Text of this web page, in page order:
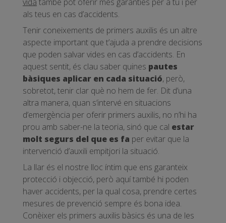
als teus en cas d’accidents.
Tenir coneixements de primers auxilis és un altre
aspecte important que t’ajuda a prendre decisions
que poden salvar vides en cas d’accidents. En
aquest sentit, és clau saber quines pautes
bàsiques aplicar en cada situació, però,
sobretot, tenir clar què no hem de fer. Dit d’una
altra manera, quan s’intervé en situacions
d’emergència per oferir primers auxilis, no n’hi ha
prou amb saber-ne la teoria, sinó que cal estar
molt segurs del que es fa per evitar que la
intervenció d’auxili empitjori la situació.
La llar és el nostre lloc íntim que ens garanteix
protecció i objecció, però aquí també hi poden
haver accidents, per la qual cosa, prendre certes
mesures de prevenció sempre és bona idea.
Conèixer els primers auxilis bàsics és una de les